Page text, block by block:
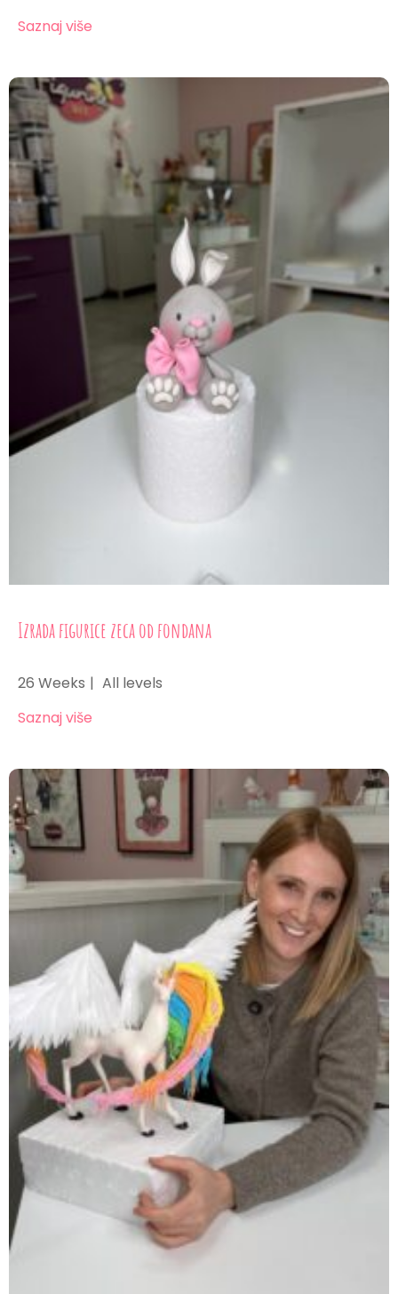
Saznaj više
Izrada figurice zeca od fondana
26 Weeks
All levels
Saznaj više